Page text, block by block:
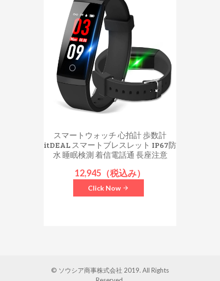
スマートウォッチ 心拍計 歩数計
itDEAL スマートブレスレット IP67防
水 睡眠検測 着信電話通 長座注意
12,945（税込み）
Click Now
© ソウシア商事株式会社 2019. All Rights